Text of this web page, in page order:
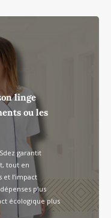
linge
ou les
garantit
tout en
et l’impact
plus
écologique plus